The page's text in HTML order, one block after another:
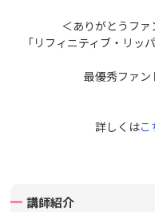
＜ありがとうフ
「リフィニティブ・リッ
最優秀ファン
詳しくはこ
講師紹介